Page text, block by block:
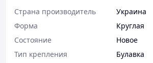
Страна производитель
Украина
Форма
Круглая
Состояние
Новое
Тип крепления
Булавка